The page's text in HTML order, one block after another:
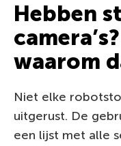
Hebben
waarom
Niet elke
uitgerust. De
een lijst met alle